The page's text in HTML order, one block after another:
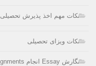
نکات مهم اخذ پذیرش تحصیلی
نکات ویزای تحصیلی
نگارش Essay انجام Assignments